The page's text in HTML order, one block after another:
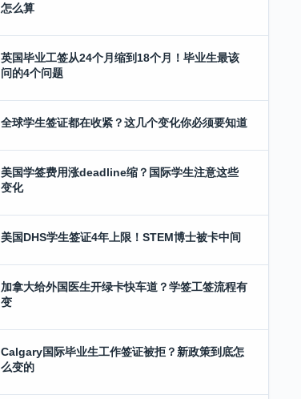
怎么算
英国毕业工签从24个月缩到18个月！毕业生最该
问的4个问题
全球学生签证都在收紧？这几个变化你必须要知道
美国学签费用涨deadline缩？国际学生注意这些
变化
美国DHS学生签证4年上限！STEM博士被卡中间
加拿大给外国医生开绿卡快车道？学签工签流程有
变
Calgary国际毕业生工作签证被拒？新政策到底怎
么变的